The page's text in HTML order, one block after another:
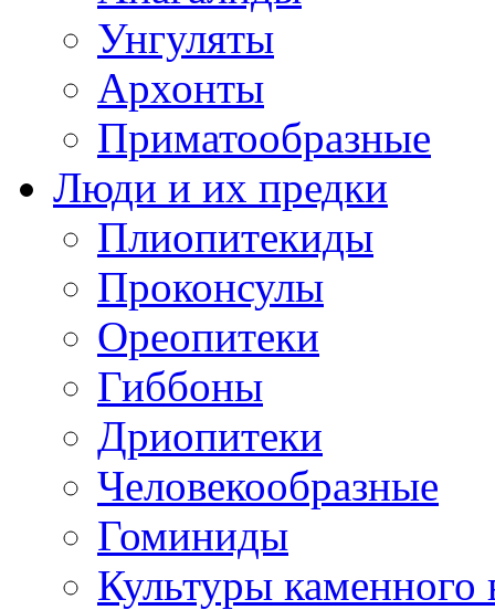
Унгуляты
Архонты
Приматообразные
Люди и их предки
Плиопитекиды
Проконсулы
Ореопитеки
Гиббоны
Дриопитеки
Человекообразные
Гоминиды
Культуры каменного